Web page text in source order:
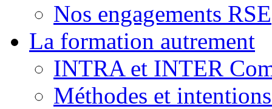
Nos engagements RSE
La formation autrement
INTRA et INTER
Méthodes et